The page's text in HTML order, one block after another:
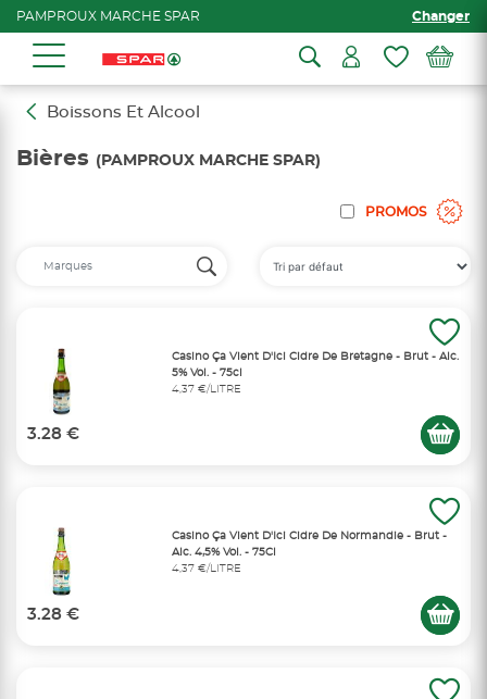
PAMPROUX MARCHE SPAR Changer
Boissons Et Alcool
Bières (PAMPROUX MARCHE SPAR)
PROMOS
Casino Ça Vient D'Ici Cidre De Bretagne - Brut - Alc.
5% Vol. - 75cl
4,37 €/LITRE
3.28 €
Casino Ça Vient D'Ici Cidre De Normandie - Brut -
Alc. 4,5% Vol. - 75Cl
4,37 €/LITRE
3.28 €